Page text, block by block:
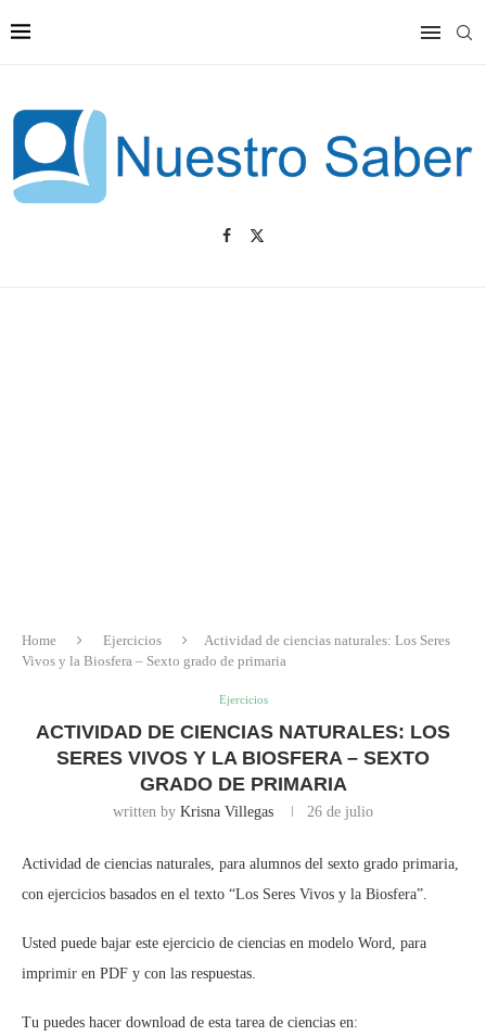
Home Ejercicios
Actividad de ciencias naturales: Los Seres
Vivos y la Biosfera – Sexto grado de primaria
Ejercicios
ACTIVIDAD DE CIENCIAS NATURALES: LOS
SERES VIVOS Y LA BIOSFERA – SEXTO
GRADO DE PRIMARIA
written by Krisna Villegas 26 de julio
Actividad de ciencias naturales, para alumnos del sexto grado primaria,
con ejercicios basados en el texto “Los Seres Vivos y la Biosfera”.
Usted puede bajar este ejercicio de ciencias en modelo Word, para
imprimir en PDF y con las respuestas.
Tu puedes hacer download de esta tarea de ciencias en: